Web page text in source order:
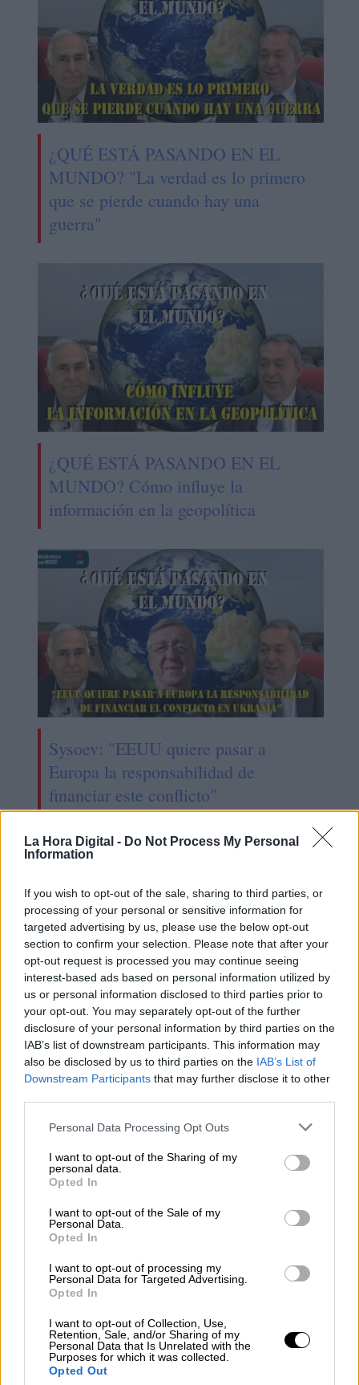
La Hora Digital - Do Not Process My Personal
Information
If you wish to opt-out of the sale, sharing to third parties, or
processing of your personal or sensitive information for
targeted advertising by us, please use the below opt-out
section to confirm your selection. Please note that after your
opt-out request is processed you may continue seeing
interest-based ads based on personal information utilized by
us or personal information disclosed to third parties prior to
your opt-out. You may separately opt-out of the further
disclosure of your personal information by third parties on the
IAB’s list of downstream participants. This information may
also be disclosed by us to third parties on the IAB’s List of
Downstream Participants that may further disclose it to other
Personal Data Processing Opt Outs
I want to opt-out of the Sharing of my
personal data.
Opted In
I want to opt-out of the Sale of my
Personal Data.
Opted In
I want to opt-out of processing my
Personal Data for Targeted Advertising.
Opted In
I want to opt-out of Collection, Use,
Retention, Sale, and/or Sharing of my
Personal Data that Is Unrelated with the
Purposes for which it was collected.
Opted Out
¿QUÉ ESTÁ PASANDO EN EL
MUNDO? "La verdad es lo primero
que se pierde cuando hay una
guerra"
¿QUÉ ESTÁ PASANDO EN EL
MUNDO? Cómo influye la
información en la geopolítica
Sysoev: "EEUU quiere pasar a
Europa la responsabilidad de
financiar este conflicto"
Mario García de Castro: "Todas
estas conquistas siguen siendo un
camino abierto para el mañana"
Esperamos que Pedro Sánchez
recupere el sentido de sus palabras